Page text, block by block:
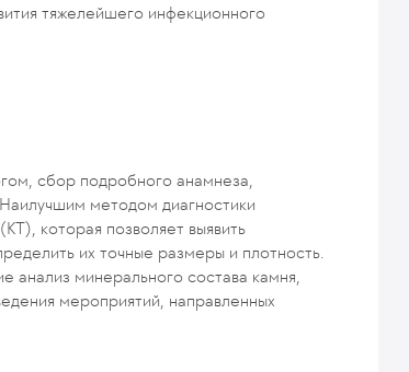
тяжелейшего инфекционного
сбор подробного анамнеза,
методом диагностики
которая позволяет выявить
их точные размеры и плотность.
анализ минерального состава камня,
мероприятий, направленных